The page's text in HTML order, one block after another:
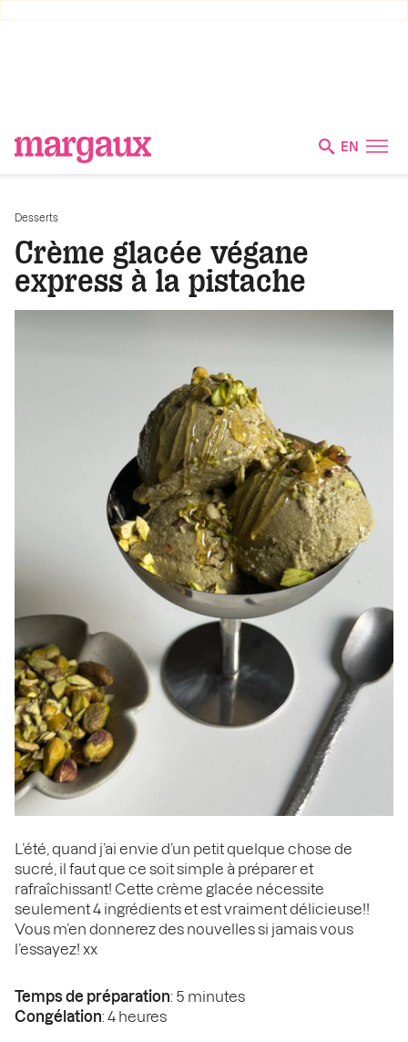
EN
Desserts
Crème glacée végane
express à la pistache
L’été, quand j’ai envie d’un petit quelque chose de
sucré, il faut que ce soit simple à préparer et
rafraîchissant! Cette crème glacée nécessite
seulement 4 ingrédients et est vraiment délicieuse!!
Vous m’en donnerez des nouvelles si jamais vous
l’essayez! xx
Temps de préparation: 5 minutes
Congélation: 4 heures